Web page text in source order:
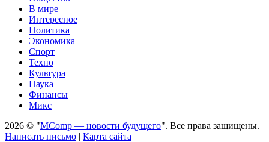
В мире
Интересное
Политика
Экономика
Спорт
Техно
Культура
Наука
Финансы
Микс
2026 © "MComp — новости будущего". Все права защищены.
Написать письмо | Карта сайта